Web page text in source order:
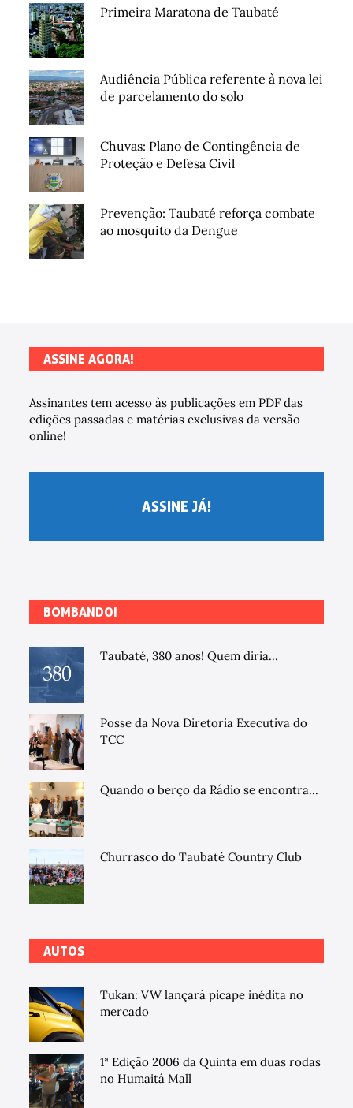
Primeira Maratona de Taubaté
Audiência Pública referente à nova lei
de parcelamento do solo
Chuvas: Plano de Contingência de
Proteção e Defesa Civil
Prevenção: Taubaté reforça combate
ao mosquito da Dengue
ASSINE AGORA!
Assinantes tem acesso às publicações em PDF das
edições passadas e matérias exclusivas da versão
online!
ASSINE JÁ!
BOMBANDO!
Taubaté, 380 anos! Quem diria...
Posse da Nova Diretoria Executiva do
TCC
Quando o berço da Rádio se encontra...
Churrasco do Taubaté Country Club
AUTOS
Tukan: VW lançará picape inédita no
mercado
1ª Edição 2006 da Quinta em duas rodas
no Humaitá Mall